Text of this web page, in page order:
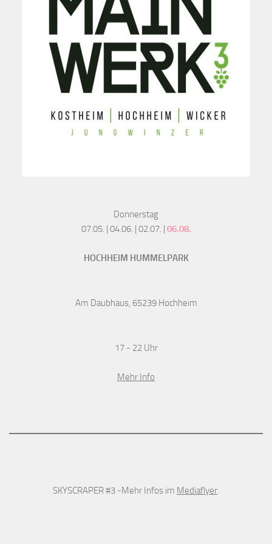
Donnerstag
07.05. | 04.06. | 02.07. | 06.08.
HOCHHEIM HUMMELPARK
Am Daubhaus, 65239 Hochheim
17 - 22 Uhr
Mehr Info
SKYSCRAPER #3 -Mehr Infos im Mediaflyer.